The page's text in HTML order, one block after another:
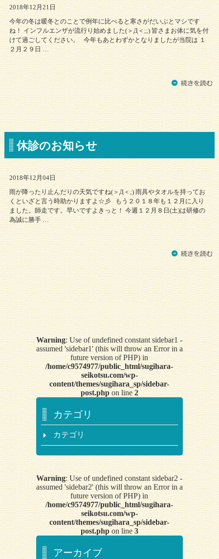
2018年12月21日
今年の冬は暖冬とのことで例年に比べると寒さがだいぶとマシです
ね！ インフルエンザが流行り始めました(＞Д＜;;) 皆さまお体に気を付
けて過ごしてください。 今年もあとわずかとなりましたが当院は １
２月２９日 …
休診のお知らせ
2018年12月04日
雨が降ったり止んだりの天気ですね(＞Д＜;) 雨具やタオルを持ってお
くといざと言う時助かりますよ☆彡 もう２０１８年も１２月に入り
ました。師走です。早いですよきっと！ 今週１２月８日(土)は研修の
為誠に勝手 …
Warning: Use of undefined constant sidebar1 -
assumed 'sidebar1' (this will throw an Error in a
future version of PHP) in
/home/c9574977/public_html/sugihara-
seikotsu.com/wp-
content/themes/sugihara_sp/sidebar-
post.phpon line2
カテゴリ
カテゴリ
Warning: Use of undefined constant sidebar2 -
assumed 'sidebar2' (this will throw an Error in a
future version of PHP) in
/home/c9574977/public_html/sugihara-
seikotsu.com/wp-
content/themes/sugihara_sp/sidebar-
post.phpon line3
アーカイブ